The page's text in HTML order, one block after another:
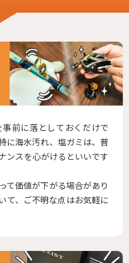
前に落としておくだけで
に海水汚れ、塩ガミは、普
ンスを心がけるといいです
て価値が下がる場合があり
て、ご不明な点はお気軽に